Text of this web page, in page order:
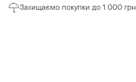
Захищаємо покупки до 1 000 грн